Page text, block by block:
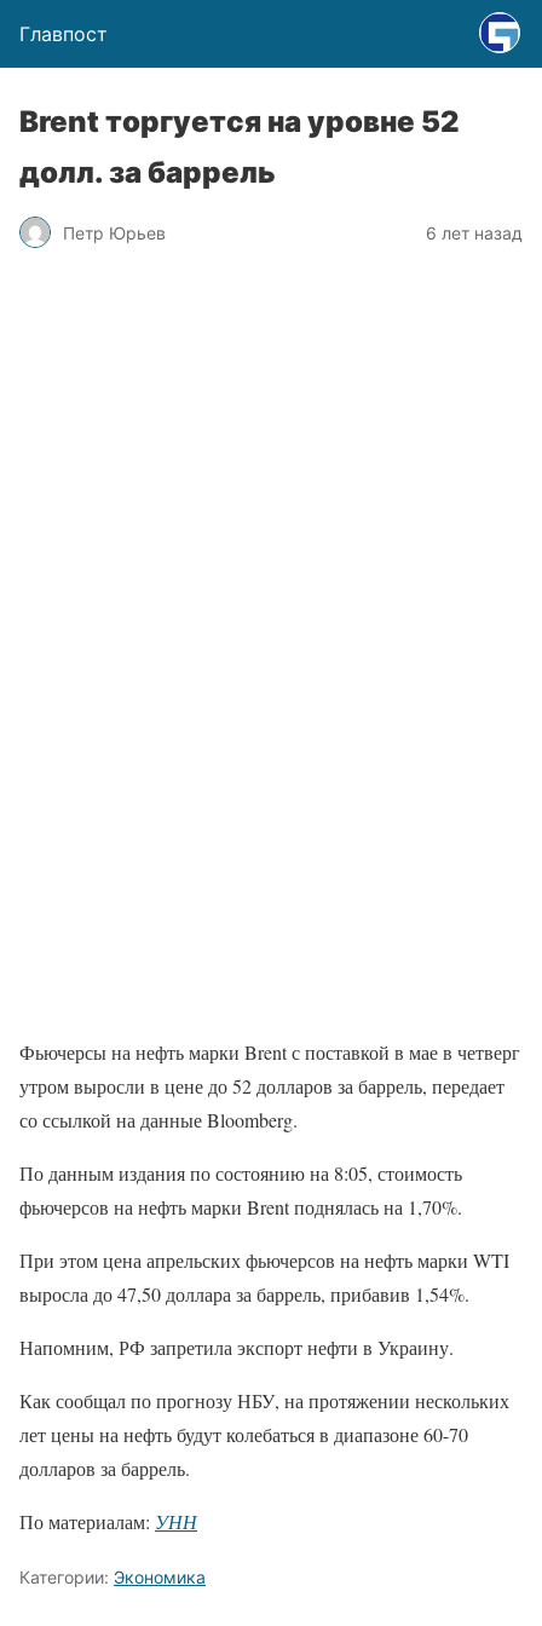
Главпост
Brent торгуется на уровне 52
долл. за баррель
Петр Юрьев 6 лет назад
Фьючерсы на нефть марки Brent с поставкой в мае в четверг
утром выросли в цене до 52 долларов за баррель, передает
со ссылкой на данные Bloomberg.
По данным издания по состоянию на 8:05, стоимость
фьючерсов на нефть марки Brent поднялась на 1,70%.
При этом цена апрельских фьючерсов на нефть марки WTI
выросла до 47,50 доллара за баррель, прибавив 1,54%.
Напомним, РФ запретила экспорт нефти в Украину.
Как сообщал по прогнозу НБУ, на протяжении нескольких
лет цены на нефть будут колебаться в диапазоне 60-70
долларов за баррель.
По материалам: УНН
Категории: Экономика